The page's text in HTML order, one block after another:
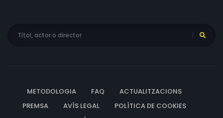
Paul Power, Diane Quinn, Anthony Redondo, Tony Regan,
METODOLOGIA FAQ
ACTUALITZACIONS
PREMSA
AVÍS LEGAL
POLÍTICA DE COOKIES